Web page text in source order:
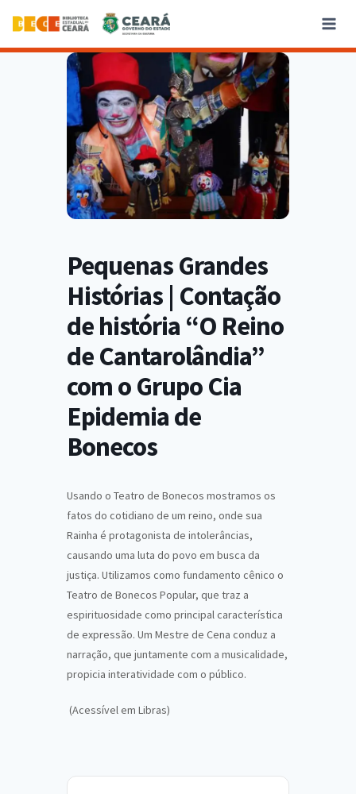
Pequenas Grandes
Histórias | Contação
de história “O Reino
de Cantarolândia”
com o Grupo Cia
Epidemia de
Bonecos
Usando o Teatro de Bonecos mostramos os
fatos do cotidiano de um reino, onde sua
Rainha é protagonista de intolerâncias,
causando uma luta do povo em busca da
justiça. Utilizamos como fundamento cênico o
Teatro de Bonecos Popular, que traz a
espirituosidade como principal característica
de expressão. Um Mestre de Cena conduz a
narração, que juntamente com a musicalidade,
propicia interatividade com o público.
(Acessível em Libras)